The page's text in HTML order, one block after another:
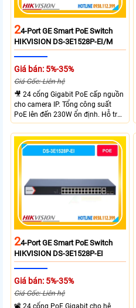
24-Port GE Smart PoE Switch
HIKVISION DS-3E1528P-EI/M
Giá bán: 5%-35%
Giá Gốc: Liên hệ
🎥 24 cổng Gigabit PoE cấp nguồn
cho camera IP. Tổng công suất
PoE lên đến 230W ổn định. Hỗ trợ
truyền PoE xa đến 300 mét. Băng
thông chuyển mạch đạt 68 Gbps
mạnh mẽ.
24-Port GE Smart PoE Switch
HIKVISION DS-3E1528P-EI
Giá bán: 5%-35%
Giá Gốc: Liên hệ